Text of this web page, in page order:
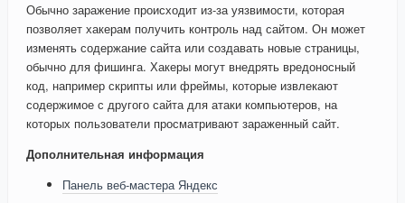
Обычно заражение происходит из-за уязвимости, которая
позволяет хакерам получить контроль над сайтом. Он может
изменять содержание сайта или создавать новые страницы,
обычно для фишинга. Хакеры могут внедрять вредоносный
код, например скрипты или фреймы, которые извлекают
содержимое с другого сайта для атаки компьютеров, на
которых пользователи просматривают зараженный сайт.
Дополнительная информация
Панель веб-мастера Яндекс